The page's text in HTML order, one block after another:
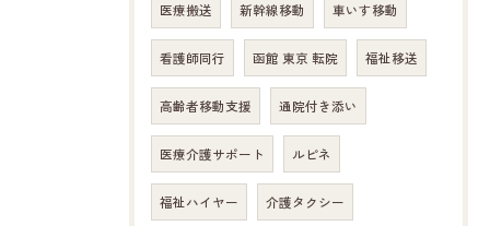
医療搬送 新幹線移動 車いす移動
看護師同行 函館 東京 転院 福祉移送
高齢者移動支援 通院付き添い
医療介護サポート ルピネ
福祉ハイヤー 介護タクシー